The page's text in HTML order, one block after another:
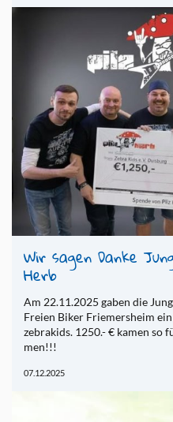
Wir sagen Danke
Herb
Am 22.11.2025 gaben die
Frei­en Biker Frie­­mer­s­heim
ze­­bra­kids. 1250.- € kamen so
men!!!
07.12.2025